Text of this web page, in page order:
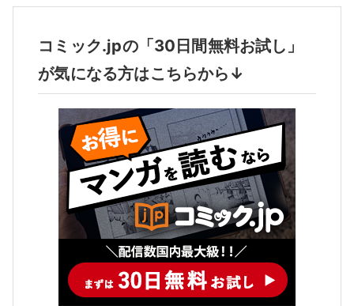
コミック.jpの「30日間無料お試し」
が気になる方はこちらから↓